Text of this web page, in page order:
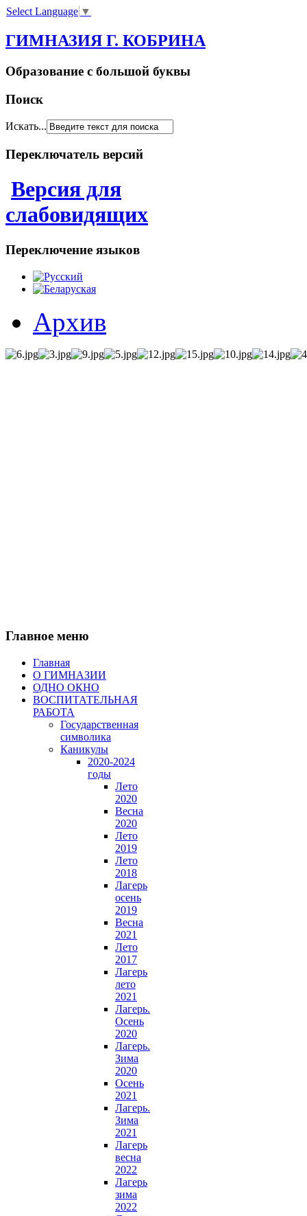
Select Language ▼
ГИМНАЗИЯ Г. КОБРИНА
Образование с большой буквы
Поиск
Искать...
Переключатель версий
Версия для
слабовидящих
Переключение языков
Архив
Главное меню
Главная
О ГИМНАЗИИ
ОДНО ОКНО
ВОСПИТАТЕЛЬНАЯ
РАБОТА
Государственная
символика
Каникулы
2020-2024
годы
Лето
2020
Весна
2020
Лето
2019
Лето
2018
Лагерь
осень
2019
Весна
2021
Лето
2017
Лагерь
лето
2021
Лагерь.
Осень
2020
Лагерь.
Зима
2020
Осень
2021
Лагерь.
Зима
2021
Лагерь
весна
2022
Лагерь
зима
2022